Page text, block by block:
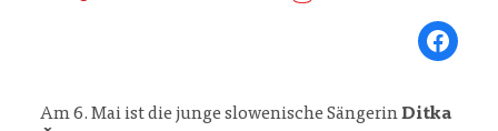
Share on
Am 6. Mai ist die junge slowenische SängerinDitka